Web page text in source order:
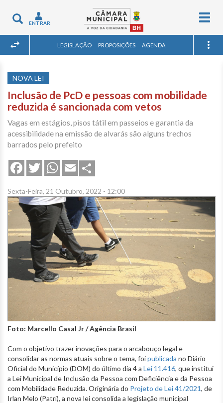
Toggle
navigation
ENTRAR
LEGISLAÇÃO PROPOSIÇÕES AGENDA
NOVA LEI
Inclusão de PcD e pessoas com mobilidade
reduzida é sancionada com vetos
Vagas em estágios, pisos tátil em passeios e garantia da
acessibilidade na emissão de alvarás são alguns trechos
barrados pelo prefeito
FacebookTwitterWhatsApp
Email
Sexta-Feira, 21 Outubro, 2022 - 12:00
Foto: Marcello Casal Jr / Agência Brasil
Com o objetivo trazer inovações para o arcabouço legal e
consolidar as normas atuais sobre o tema, foipublicada no Diário
Oficial do Município (DOM) do último dia 4 a Lei 11.416, que institui
a Lei Municipal de Inclusão da Pessoa com Deficiência e da Pessoa
com Mobilidade Reduzida. Originária do Projeto de Lei 41/2021, de
Irlan Melo (Patri), a nova lei consolida a legislação municipal